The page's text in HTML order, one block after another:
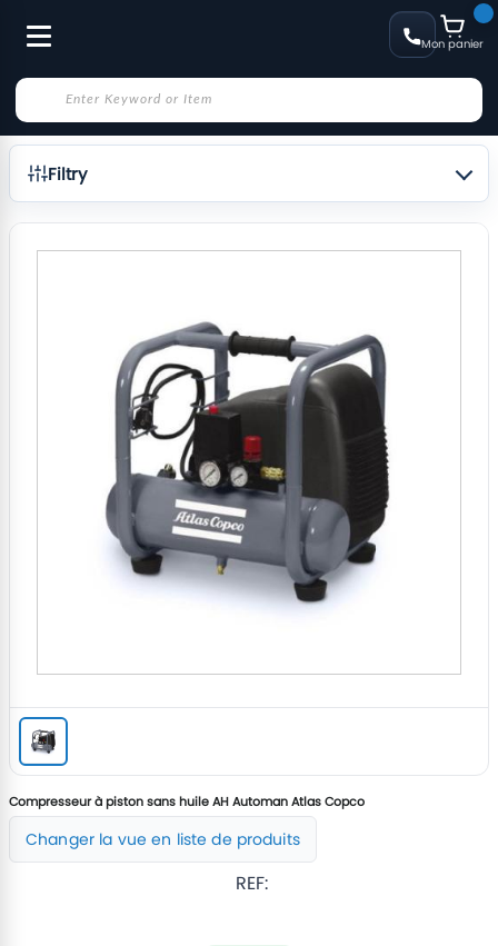
Mon panier
Filtry
Compresseur à piston sans huile AH Automan Atlas Copco
Changer la vue en liste de produits
REF: